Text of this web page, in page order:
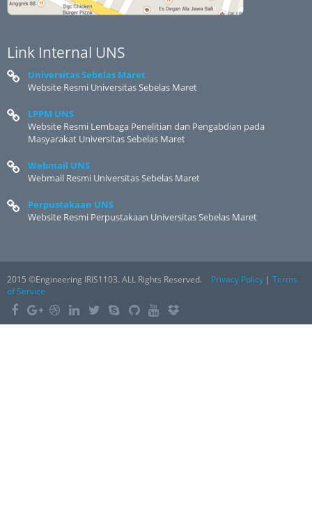
Link Internal UNS
Universitas Sebelas Maret
Website Resmi Universitas Sebelas Maret
LPPM UNS
Website Resmi Lembaga Penelitian dan Pengabdian pada
Masyarakat Universitas Sebelas Maret
Webmail UNS
Webmail Resmi Universitas Sebelas Maret
Perpustakaan UNS
Website Resmi Perpustakaan Universitas Sebelas Maret
2015 ©Engineering IRIS1103. ALL Rights Reserved. Privacy Policy | Terms
of Service